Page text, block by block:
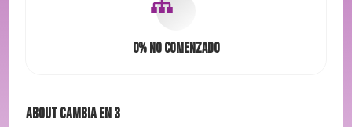
0% No comenzado
AboutCambia en 3